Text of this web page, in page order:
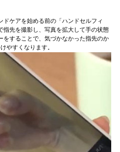
ケアを始める前の「ハンドセルフィ
指先を撮影し、写真を拡大して手の状態
をすることで、気づかなかった指先のか
やすくなります。